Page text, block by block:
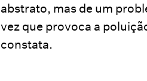
abstrato, mas de um
vez que provoca a
constata.